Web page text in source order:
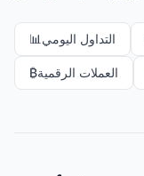
📊 التداول اليومي
₿العملات الرقمية